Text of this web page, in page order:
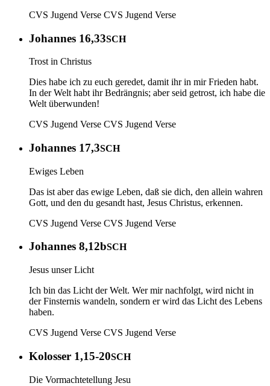
CVS Jugend Verse CVS Jugend Verse
Johannes 16,33SCH
Trost in Christus
Dies habe ich zu euch geredet, damit ihr in mir Frieden habt.
In der Welt habt ihr Bedrängnis; aber seid getrost, ich habe die
Welt überwunden!
CVS Jugend Verse CVS Jugend Verse
Johannes 17,3SCH
Ewiges Leben
Das ist aber das ewige Leben, daß sie dich, den allein wahren
Gott, und den du gesandt hast, Jesus Christus, erkennen.
CVS Jugend Verse CVS Jugend Verse
Johannes 8,12bSCH
Jesus unser Licht
Ich bin das Licht der Welt. Wer mir nachfolgt, wird nicht in
der Finsternis wandeln, sondern er wird das Licht des Lebens
haben.
CVS Jugend Verse CVS Jugend Verse
Kolosser 1,15-20SCH
Die Vormachtetellung Jesu